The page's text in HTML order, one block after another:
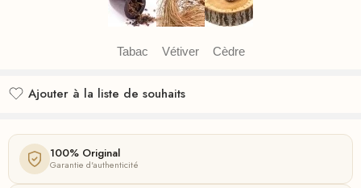
Tabac Vétiver Cèdre
Ajouter à la liste de souhaits
100% Original
Garantie d'authenticité